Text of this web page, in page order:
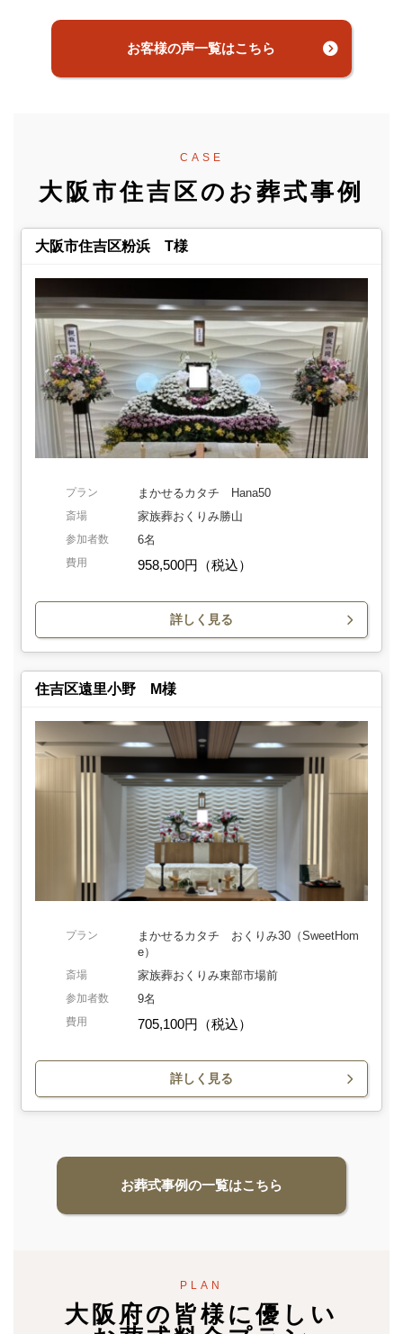
お客様の声一覧はこちら
CASE
大阪市住吉区のお葬式事例
大阪市住吉区粉浜 T様
プラン まかせるカタチ Hana50
斎場 家族葬おくりみ勝山
参加者数 6名
費用 958,500円（税込）
詳しく見る
住吉区遠里小野 M様
プラン
まかせるカタチ おくりみ30（SweetHom
e）
斎場 家族葬おくりみ東部市場前
参加者数 9名
費用 705,100円（税込）
詳しく見る
お葬式事例の一覧はこちら
PLAN
大阪府の皆様に優しい